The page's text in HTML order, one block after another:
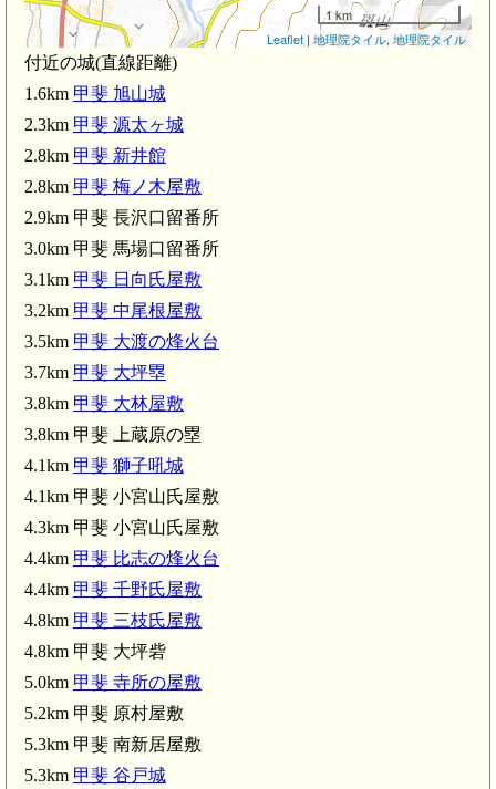
敷(2.8km)
敷(3.2km)
林屋敷(3.8km)
甲斐 中尾城(5.5km)
1 km
Leaflet | 地理院タイル, 地理院タイル
付近の城(直線距離)
1.6km 甲斐 旭山城
2.3km 甲斐 源太ヶ城
2.8km 甲斐 新井館
2.8km 甲斐 梅ノ木屋敷
2.9km 甲斐 長沢口留番所
3.0km 甲斐 馬場口留番所
3.1km 甲斐 日向氏屋敷
3.2km 甲斐 中尾根屋敷
3.5km 甲斐 大渡の烽火台
3.7km 甲斐 大坪塁
3.8km 甲斐 大林屋敷
3.8km 甲斐 上蔵原の塁
4.1km 甲斐 獅子吼城
4.1km 甲斐 小宮山氏屋敷
4.3km 甲斐 小宮山氏屋敷
4.4km 甲斐 比志の烽火台
4.4km 甲斐 千野氏屋敷
4.8km 甲斐 三枝氏屋敷
4.8km 甲斐 大坪砦
5.0km 甲斐 寺所の屋敷
5.2km 甲斐 原村屋敷
5.3km 甲斐 南新居屋敷
5.3km 甲斐 谷戸城